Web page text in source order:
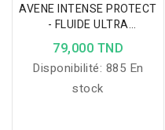
AVENE INTENSE PROTECT
- FLUIDE ULTRA
PROTECTION SPF50+
150ML
79,000 TND
Disponibilité: 885 En
stock